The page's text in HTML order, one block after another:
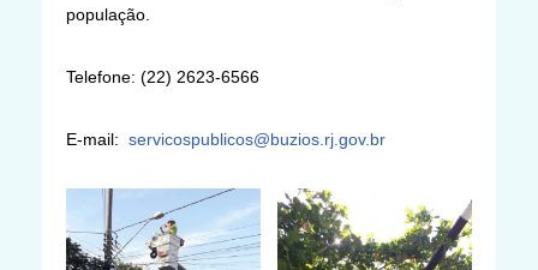
população.
Telefone: (22) 2623-6566
E-mail: servicospublicos@buzios.rj.gov.br